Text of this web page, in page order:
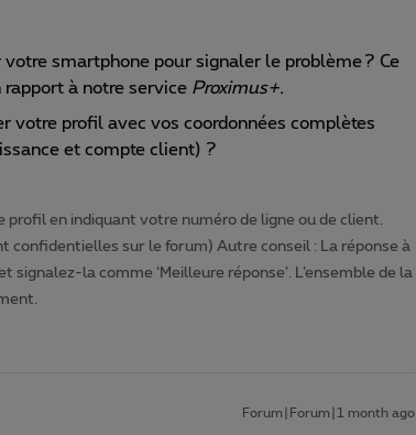
smartphone pour signaler le problème ? Ce
à notre service Proximus+.
votre profil avec vos coordonnées complètes
et compte client) ?
en indiquant votre numéro de ligne ou de client.
confidentielles sur le forum) Autre conseil : La réponse à
signalez-la comme ‘Meilleure réponse’. L’ensemble de la
Forum|Forum|1 month ago